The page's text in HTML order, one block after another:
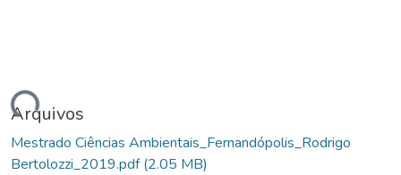
Arquivos
Mestrado Ciências Ambientais_Fernandópolis_Rodrigo
Bertolozzi_2019.pdf(2.05 MB)